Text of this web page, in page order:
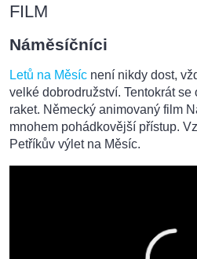
FILM
Náměsíčníci
Letů na Měsíc není nikdy dost,
velké dobrodružství. Tentokrát
raket. Německý animovaný film
mnohem pohádkovější přístup.
Petříkův výlet na Měsíc.